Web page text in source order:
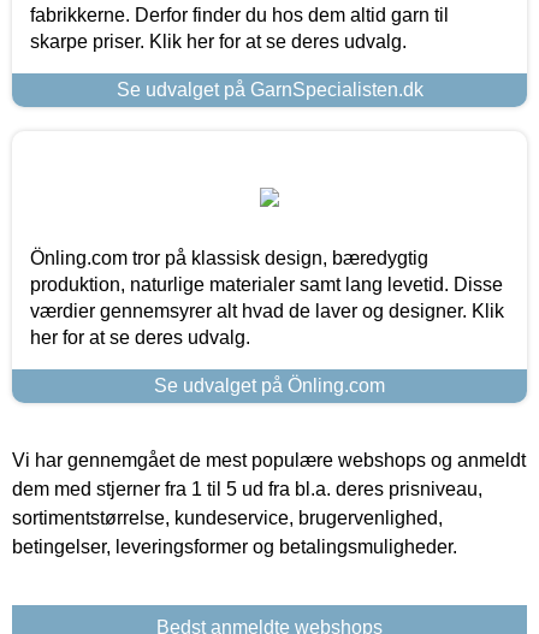
fabrikkerne. Derfor finder du hos dem altid garn til
skarpe priser. Klik her for at se deres udvalg.
Se udvalget på GarnSpecialisten.dk
Önling.com tror på klassisk design, bæredygtig
produktion, naturlige materialer samt lang levetid. Disse
værdier gennemsyrer alt hvad de laver og designer. Klik
her for at se deres udvalg.
Se udvalget på Önling.com
Vi har gennemgået de mest populære webshops og anmeldt
dem med stjerner fra 1 til 5 ud fra bl.a. deres prisniveau,
sortimentstørrelse, kundeservice, brugervenlighed,
betingelser, leveringsformer og betalingsmuligheder.
Bedst anmeldte webshops